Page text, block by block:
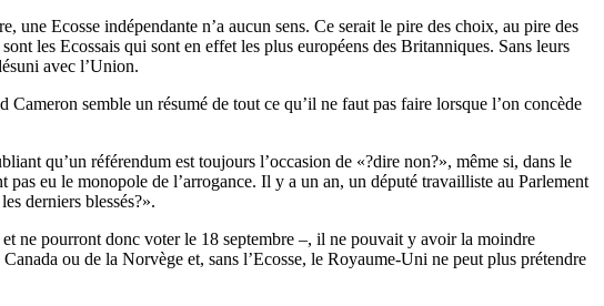
Ecosse indépendante n’a aucun sens. Ce serait le pire des choix, au pire des
les Ecossais qui sont en effet les plus européens des Britanniques. Sans leurs
avec l’Union.
semble un résumé de tout ce qu’il ne faut pas faire lorsque l’on concède
qu’un référendum est toujours l’occasion de «?dire non?», même si, dans le
pas eu le monopole de l’arrogance. Il y a un an, un député travailliste au Parlement
derniers blessés?».
ne pourront donc voter le 18 septembre –, il ne pouvait y avoir la moindre
ou de la Norvège et, sans l’Ecosse, le Royaume-Uni ne peut plus prétendre